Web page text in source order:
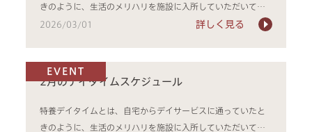
きのように、生活のメリハリを施設に入所していただいてか
らも続けてい...
2026/03/01 詳しく見る
EVENT
2月のデイタイムスケジュール
特養デイタイムとは、自宅からデイサービスに通っていたと
きのように、生活のメリハリを施設に入所していただいてか